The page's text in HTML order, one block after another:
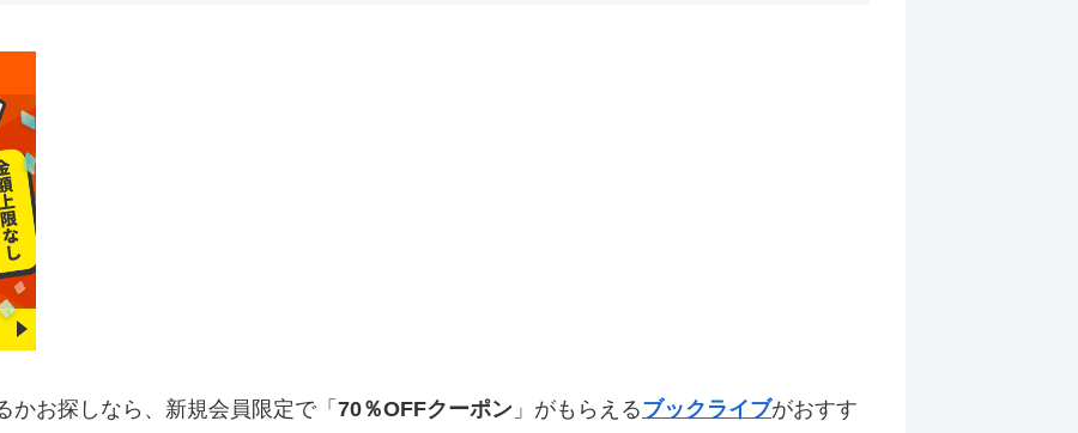
お探しなら、新規会員限定で「 70％OFFクーポン 」がもらえるブックライブがおすす